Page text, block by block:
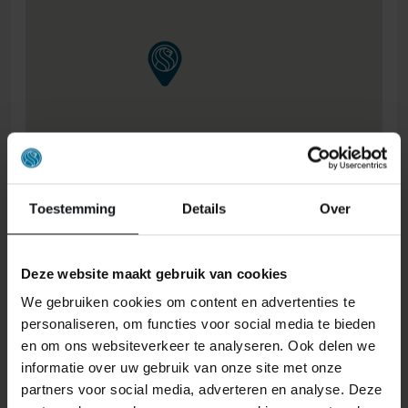
Toestemming Details Over
Deze website maakt gebruik van cookies
We gebruiken cookies om content en advertenties te
personaliseren, om functies voor social media te bieden
en om ons websiteverkeer te analyseren. Ook delen we
informatie over uw gebruik van onze site met onze
partners voor social media, adverteren en analyse. Deze
ONS RETOURBELEID